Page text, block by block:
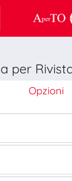
per
Opzioni